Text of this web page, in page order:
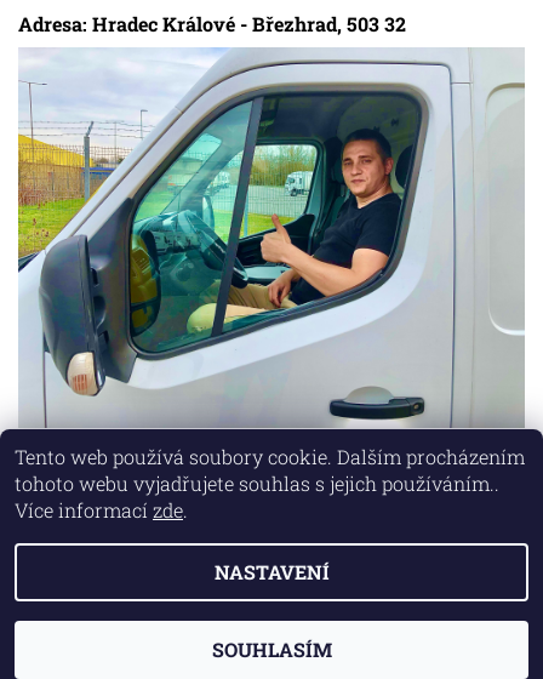
Adresa: Hradec Králové - Březhrad, 503 32
Lokality Marketing zajišťuje společnost X-VISION
2026 © AUTO MD, všechna práva vyhrazena
Vytvořil Shoptet
Tento web používá soubory cookie. Dalším procházením
tohoto webu vyjadřujete souhlas s jejich používáním..
Více informací zde.
NASTAVENÍ
SOUHLASÍM